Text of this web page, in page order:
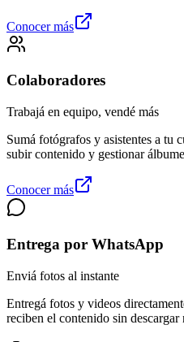
Conocer más
Colaboradores
Trabajá en equipo, vendé más
Sumá fotógrafos y asistentes a tu
subir contenido y gestionar
Conocer más
Entrega por WhatsApp
Enviá fotos al instante
Entregá fotos y videos
reciben el contenido sin descargar